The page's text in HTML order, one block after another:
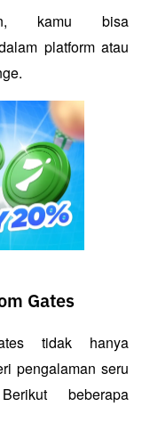
kamu bisa
platform atau
Gates
tidak hanya
pengalaman seru
beberapa